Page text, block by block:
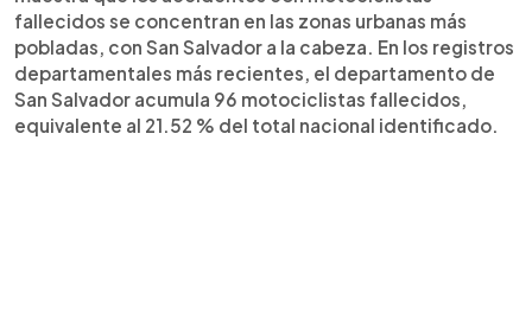
fallecidos se concentran en las zonas urbanas más
pobladas, con San Salvador a la cabeza. En los registros
departamentales más recientes, el departamento de
San Salvador acumula 96 motociclistas fallecidos,
equivalente al 21.52 % del total nacional identificado.